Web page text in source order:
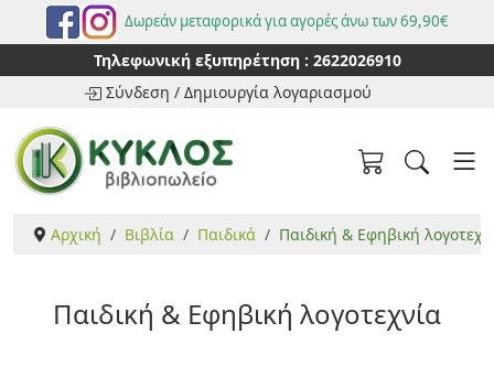
Δωρεάν μεταφορικά για αγορές άνω των 69,90€
Τηλεφωνική εξυπηρέτηση : 2622026910
Σύνδεση / Δημιουργία λογαριασμού
Αρχική Βιβλία Παιδικά Παιδική & Εφηβική
Παιδική & Εφηβική λογοτεχνία